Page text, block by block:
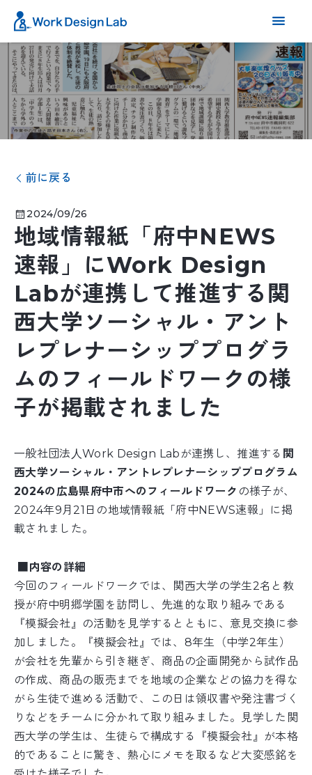
前に戻る
2024/09/26
地域情報紙「府中NEWS
速報」にWork Design
Labが連携して推進する関
西大学ソーシャル・アント
レプレナーシッププログラ
ムのフィールドワークの様
子が掲載されました
⼀般社団法⼈Work Design Labが連携し、推進する 関
西大学ソーシャル・アントレプレナーシッププログラム
2024の広島県府中市へのフィールドワーク の様子が、
2024年9月21日の地域情報紙「府中NEWS速報」に掲
載されました。
■内容の詳細
今回のフィールドワークでは、関西大学の学生2名と教
授が府中明郷学園を訪問し、先進的な取り組みである
『模擬会社』の活動を見学するとともに、意見交換に参
加しました。『模擬会社』では、8年生（中学2年生）
が会社を先輩から引き継ぎ、商品の企画開発から試作品
の作成、商品の販売までを地域の企業などの協力を得な
がら生徒で進める活動で、この日は領収書や発注書づく
りなどをチームに分かれて取り組みました。見学した関
西大学の学生は、生徒らで構成する『模擬会社』が本格
的であることに驚き、熱心にメモを取るなど大変感銘を